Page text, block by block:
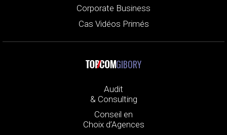
Corporate Business
Cas Vidéos Primés
GIBORY
Audit
& Consulting
Conseil en
Choix d’Agences